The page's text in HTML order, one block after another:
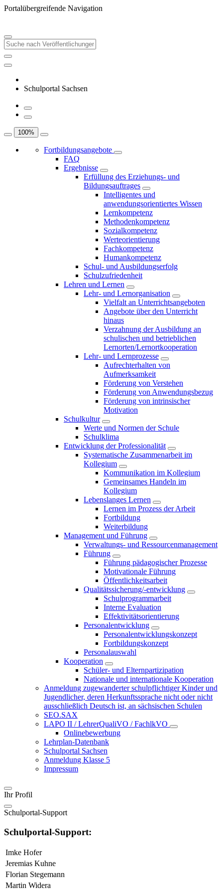
Portalübergreifende Navigation
Schulportal Sachsen
100%
Fortbildungsangebote
FAQ
Ergebnisse
Erfüllung des Erziehungs- und
Bildungsauftrages
Intelligentes und
anwendungsorientiertes Wissen
Lernkompetenz
Methodenkompetenz
Sozialkompetenz
Werteorientierung
Fachkompetenz
Humankompetenz
Schul- und Ausbildungserfolg
Schulzufriedenheit
Lehren und Lernen
Lehr- und Lernorganisation
Vielfalt an Unterrichtsangeboten
Angebote über den Unterricht
hinaus
Verzahnung der Ausbildung an
schulischen und betrieblichen
Lernorten/Lernortkooperation
Lehr- und Lernprozesse
Aufrechterhalten von
Aufmerksamkeit
Förderung von Verstehen
Förderung von Anwendungsbezug
Förderung von intrinsischer
Motivation
Schulkultur
Werte und Normen der Schule
Schulklima
Entwicklung der Professionalität
Systematische Zusammenarbeit im
Kollegium
Kommunikation im Kollegium
Gemeinsames Handeln im
Kollegium
Lebenslanges Lernen
Lernen im Prozess der Arbeit
Fortbildung
Weiterbildung
Management und Führung
Verwaltungs- und Ressourcenmanagement
Führung
Führung pädagogischer Prozesse
Motivationale Führung
Öffentlichkeitsarbeit
Qualitätssicherung/-entwicklung
Schulprogrammarbeit
Interne Evaluation
Effektivitätsorientierung
Personalentwicklung
Personalentwicklungskonzept
Fortbildungskonzept
Personalauswahl
Kooperation
Schüler- und Elternpartizipation
Nationale und internationale Kooperation
Anmeldung zugewanderter schulpflichtiger Kinder und
Jugendlicher, deren Herkunftssprache nicht oder nicht
ausschließlich Deutsch ist, an sächsischen Schulen
SEO.SAX
LAPO II / LehrerQualiVO / FachlkVO
Onlinebewerbung
Lehrplan-Datenbank
Schulportal Sachsen
Anmeldung Klasse 5
Impressum
Ihr Profil
Schulportal-Support
Schulportal-Support:
Imke Hofer
Jeremias Kuhne
Florian Stegemann
Martin Widera